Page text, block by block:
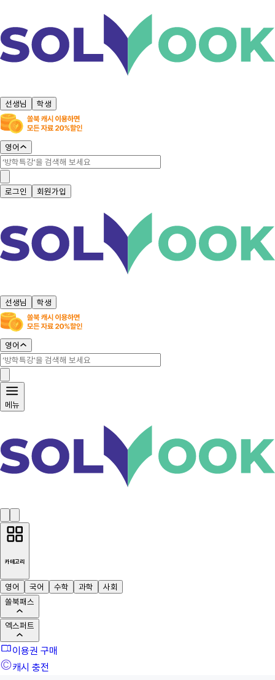
선생님 학생
영어
로그인 회원가입
선생님 학생
영어
메뉴
카테고리
영어 국어 수학 과학
사회
쏠북패스
엑스퍼트
이용권 구매
캐시 충전